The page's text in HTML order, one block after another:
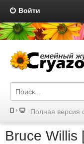
Войти
Полная версия
Bruce Willis